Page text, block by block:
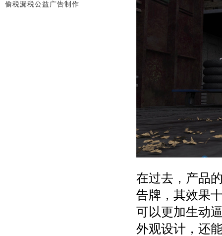
在过去，产品
告牌，其效果
可以更加生动
外观设计，还
偷税漏税公益广告制作